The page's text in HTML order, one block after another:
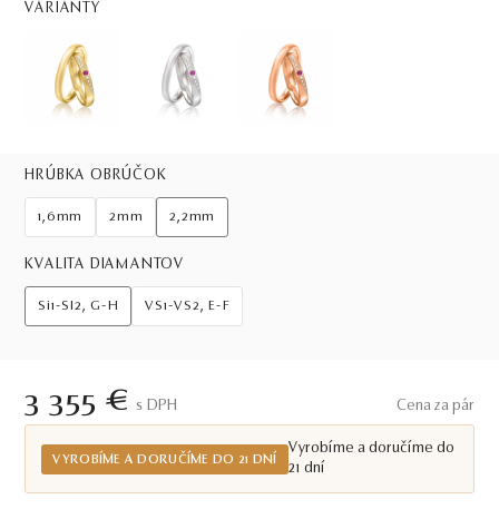
VARIANTY
HRÚBKA OBRÚČOK
1,6mm 2mm 2,2mm
KVALITA DIAMANTOV
Si1-SI2, G-H VS1-VS2, E-F
3 355 € S DPH Cena za pár
VYROBÍME A DORUČÍME DO 21 DNÍ
Vyrobíme a doručíme do
21 dní